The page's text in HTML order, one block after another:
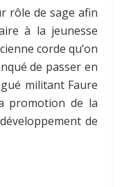
rôle de sage afin
à la jeunesse
corde qu’on
de passer en
militant Faure
promotion de la
de